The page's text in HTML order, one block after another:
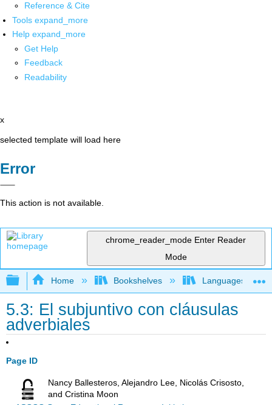
Reference & Cite
Tools expand_more
Help expand_more
Get Help
Feedback
Readability
x
selected template will load here
Error
This action is not available.
chrome_reader_mode Enter Reader
Mode
Expand/collapse global hierarchy
Home Bookshelves Languages
5.3: El subjuntivo con cláusulas
adverbiales
Page ID
Nancy Ballesteros, Alejandro Lee, Nicolás Crisosto,
and Cristina Moon